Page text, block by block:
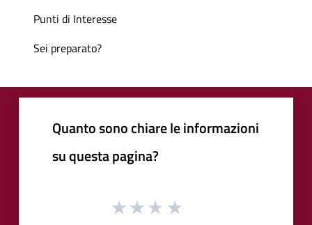
Punti di Interesse
Sei preparato?
Quanto sono chiare le informazioni
su questa pagina?